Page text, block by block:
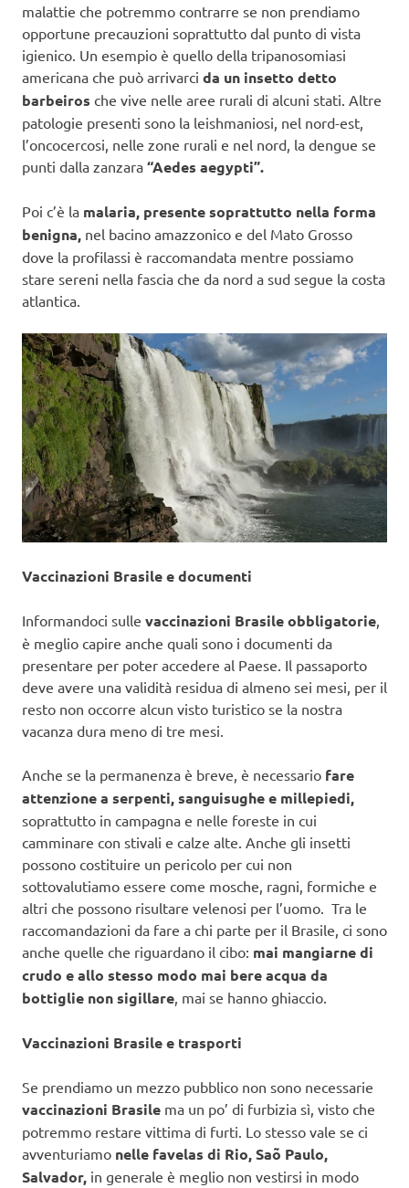
malattie che potremmo contrarre se non prendiamo
opportune precauzioni soprattutto dal punto di vista
igienico. Un esempio è quello della tripanosomiasi
americana che può arrivarci da un insetto detto
barbeiros che vive nelle aree rurali di alcuni stati. Altre
patologie presenti sono la leishmaniosi, nel nord-est,
l’oncocercosi, nelle zone rurali e nel nord, la dengue se
punti dalla zanzara “Aedes aegypti”.
Poi c’è la malaria, presente soprattutto nella forma
benigna, nel bacino amazzonico e del Mato Grosso
dove la profilassi è raccomandata mentre possiamo
stare sereni nella fascia che da nord a sud segue la costa
atlantica.
Vaccinazioni Brasile e documenti
Informandoci sulle vaccinazioni Brasile obbligatorie,
è meglio capire anche quali sono i documenti da
presentare per poter accedere al Paese. Il passaporto
deve avere una validità residua di almeno sei mesi, per il
resto non occorre alcun visto turistico se la nostra
vacanza dura meno di tre mesi.
Anche se la permanenza è breve, è necessario fare
attenzione a serpenti, sanguisughe e millepiedi,
soprattutto in campagna e nelle foreste in cui
camminare con stivali e calze alte. Anche gli insetti
possono costituire un pericolo per cui non
sottovalutiamo essere come mosche, ragni, formiche e
altri che possono risultare velenosi per l’uomo. Tra le
raccomandazioni da fare a chi parte per il Brasile, ci sono
anche quelle che riguardano il cibo: mai mangiarne di
crudo e allo stesso modo mai bere acqua da
bottiglie non sigillare, mai se hanno ghiaccio.
Vaccinazioni Brasile e trasporti
Se prendiamo un mezzo pubblico non sono necessarie
vaccinazioni Brasile ma un po’ di furbizia sì, visto che
potremmo restare vittima di furti. Lo stesso vale se ci
avventuriamo nelle favelas di Rio, Saõ Paulo,
Salvador, in generale è meglio non vestirsi in modo